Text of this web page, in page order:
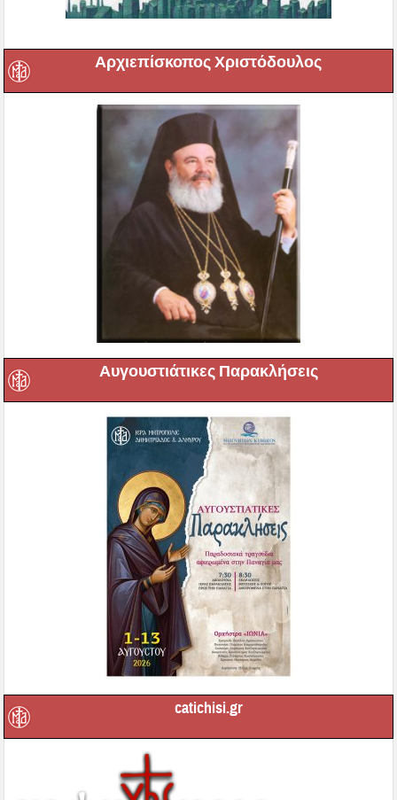
Αρχιεπίσκοπος Χριστόδουλος
Αυγουστιάτικες Παρακλήσεις
catichisi.gr